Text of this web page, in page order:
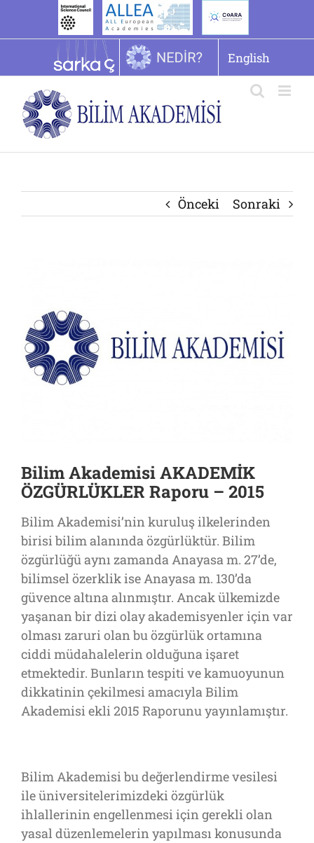
English
Önceki Sonraki
Bilim Akademisi AKADEMİK
ÖZGÜRLÜKLER Raporu – 2015
Bilim Akademisi’nin kuruluş ilkelerinden
birisi bilim alanında özgürlüktür. Bilim
özgürlüğü aynı zamanda Anayasa m. 27’de,
bilimsel özerklik ise Anayasa m. 130’da
güvence altına alınmıştır. Ancak ülkemizde
yaşanan bir dizi olay akademisyenler için var
olması zaruri olan bu özgürlük ortamına
ciddi müdahalelerin olduğuna işaret
etmektedir. Bunların tespiti ve kamuoyunun
dikkatinin çekilmesi amacıyla Bilim
Akademisi ekli 2015 Raporunu yayınlamıştır.
Bilim Akademisi bu değerlendirme vesilesi
ile üniversitelerimizdeki özgürlük
ihlallerinin engellenmesi için gerekli olan
yasal düzenlemelerin yapılması konusunda